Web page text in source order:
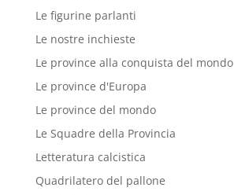
Le figurine parlanti
Le nostre inchieste
Le province alla conquista del mondo
Le province d'Europa
Le province del mondo
Le Squadre della Provincia
Letteratura calcistica
Quadrilatero del pallone